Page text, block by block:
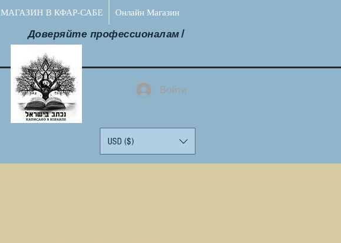
МАГАЗИН В КФАР-САБЕ Онлайн Магазин
Доверяйте профессионалам!
Войти
USD ($)